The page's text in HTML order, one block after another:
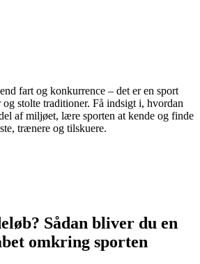
fart og konkurrence – det er en sport
stolte traditioner. Få indsigt i, hvordan
af miljøet, lære sporten at kende og finde
trænere og tilskuere.
Sådan bliver du en
omkring sporten